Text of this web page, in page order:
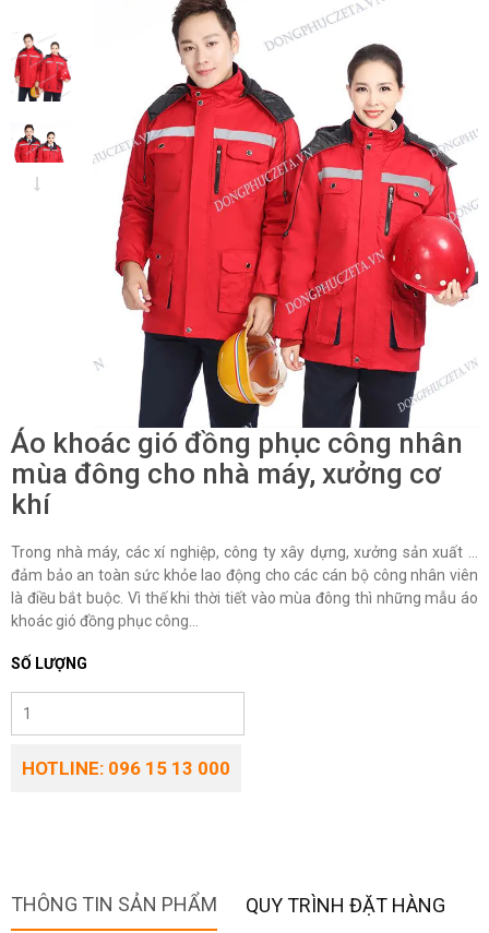
Áo khoác gió đồng phục công nhân
mùa đông cho nhà máy, xưởng cơ
khí
Trong nhà máy, các xí nghiệp, công ty xây dựng, xưởng sản xuất ...
đảm bảo an toàn sức khỏe lao động cho các cán bộ công nhân viên
là điều bắt buộc. Vì thế khi thời tiết vào mùa đông thì những mẫu áo
khoác gió đồng phục công...
SỐ LƯỢNG
HOTLINE: 096 15 13 000
THÔNG TIN SẢN PHẨM QUY TRÌNH ĐẶT HÀNG